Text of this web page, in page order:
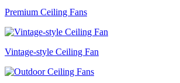
Premium Ceiling Fans
Vintage-style Ceiling Fan